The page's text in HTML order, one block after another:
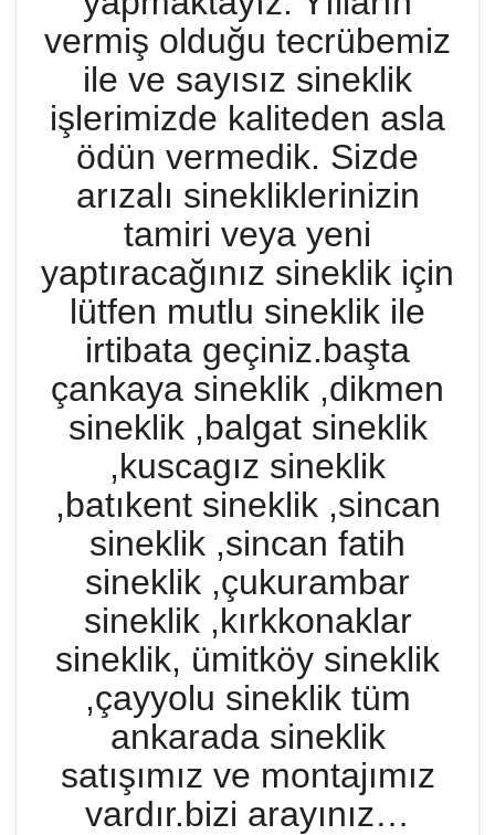
vermiş olduğu tecrübemiz
ile ve sayısız sineklik
işlerimizde kaliteden asla
ödün vermedik. Sizde
arızalı sinekliklerinizin
tamiri veya yeni
yaptıracağınız sineklik için
lütfen mutlu sineklik ile
irtibata geçiniz.başta
çankaya sineklik ,dikmen
sineklik ,balgat sineklik
,kuscagız sineklik
,batıkent sineklik ,sincan
sineklik ,sincan fatih
sineklik ,çukurambar
sineklik ,kırkkonaklar
sineklik, ümitköy sineklik
,çayyolu sineklik tüm
ankarada sineklik
satışımız ve montajımız
vardır.bizi arayınız…